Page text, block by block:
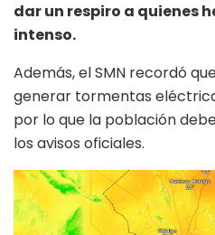
dar un respiro a quienes
intenso.
Además, el SMN recordó
generar tormentas
por lo que la población
los avisos oficiales.